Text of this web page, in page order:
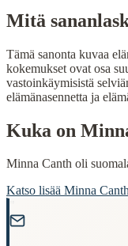
Understanding
Finding quotes
Cultural Context
Origin:Finland
Period:Traditional folk
Mitä
Tämä sanonta kuvaa
kokemukset ovat osa
vastoinkäymisistä
elämänasennetta ja
Kuka on
Minna Canth oli
Katso lisää Minna